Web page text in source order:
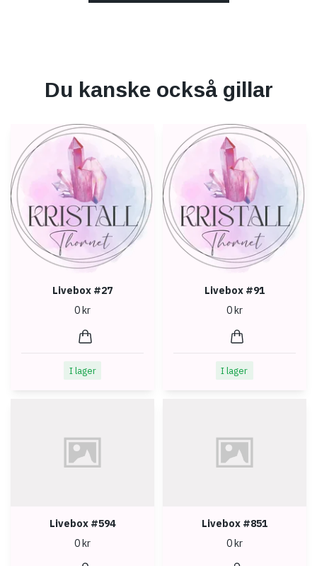
Du kanske också gillar
Livebox #27
0 kr
I lager
Livebox #91
0 kr
I lager
Livebox #594
0 kr
Livebox #851
0 kr